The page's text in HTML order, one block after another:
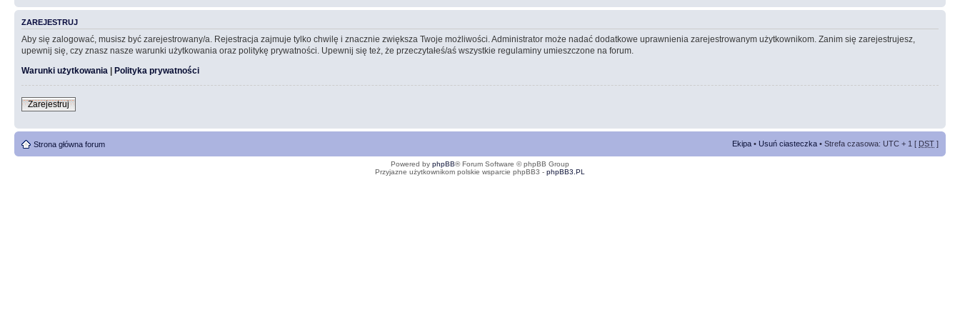
ZAREJESTRUJ
Aby się zalogować, musisz być zarejestrowany/a. Rejestracja zajmuje tylko chwilę i znacznie zwiększa Twoje możliwości. Administrator może nadać dodatkowe uprawnienia zarejestrowanym użytkownikom. Zanim się zarejestrujesz,
upewnij się, czy znasz nasze warunki użytkowania oraz politykę prywatności. Upewnij się też, że przeczytałeś/aś wszystkie regulaminy umieszczone na forum.
Warunki użytkowania | Polityka prywatności
Zarejestruj
Strona główna forum Ekipa • Usuń ciasteczka • Strefa czasowa: UTC + 1 [ DST ]
Powered by phpBB® Forum Software © phpBB Group
Przyjazne użytkownikom polskie wsparcie phpBB3 - phpBB3.PL